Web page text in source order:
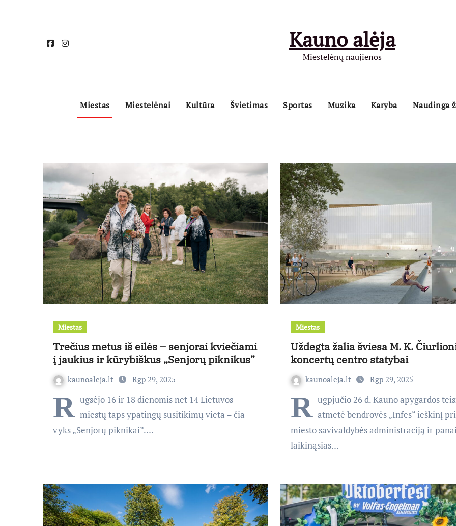
Kauno alėja
Miestelėnų naujienos
Miestas Miestelėnai Kultūra Švietimas Sportas Muzika Karyba Naudinga
Miestas
Trečius metus iš eilės – senjorai kviečiami
į jaukius ir kūrybiškus „Senjorų piknikus”
kaunoaleja.lt Rgp 29, 2025
R ugsėjo 16 ir 18 dienomis net 14 Lietuvos
miestų taps ypatingų susitikimų vieta – čia
vyks „Senjorų piknikai”.…
Miestas
Uždegta žalia šviesa M. K.
koncertų centro statybai
kaunoaleja.lt Rgp 29, 2025
R ugpjūčio 26 d. Kauno apygardos
atmetė bendrovės „Infes“ ieškinį
miesto savivaldybės administraciją ir
laikinąsias…